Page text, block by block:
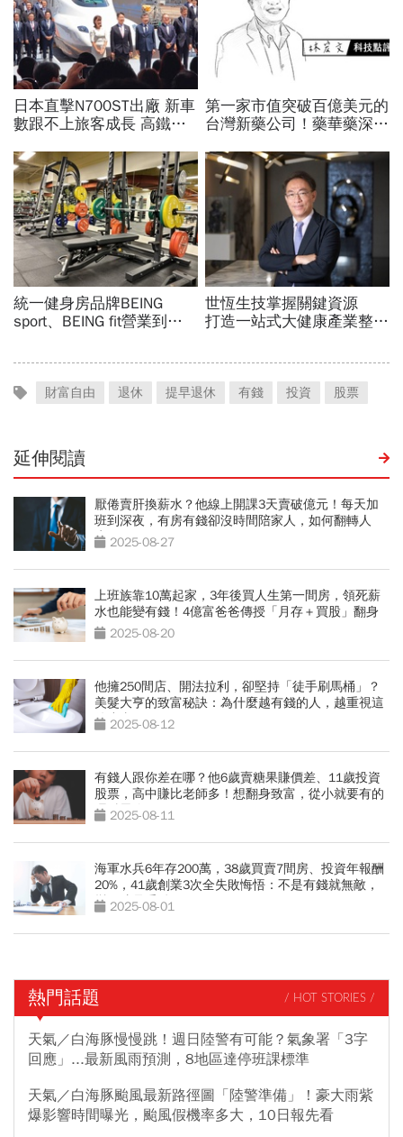
財富自由 退休 提早退休 有錢 投資 股票
延伸閱讀
厭倦賣肝換薪水？他線上開課3天賣破億元！每天加
班到深夜，有房有錢卻沒時間陪家人，如何翻轉人
生？2025-08-27
上班族靠10萬起家，3年後買人生第一間房，領死薪
水也能變有錢！4億富爸爸傳授「月存＋買股」翻身
術 2025-08-20
他擁250間店、開法拉利，卻堅持「徒手刷馬桶」？
美髮大亨的致富秘訣：為什麼越有錢的人，越重視這
件小事
2025-08-12
有錢人跟你差在哪？他6歲賣糖果賺價差、11歲投資
股票，高中賺比老師多！想翻身致富，從小就要有的
理財思維
2025-08-11
海軍水兵6年存200萬，38歲買賣7間房、投資年報酬
20%，41歲創業3次全失敗悔悟：不是有錢就無敵，
變現才是重點
2025-08-01
熱門話題 / HOT STORIES /
天氣／白海豚慢慢跳！週日陸警有可能？氣象署「3字
回應」...最新風雨預測，8地區達停班課標準
天氣／白海豚颱風最新路徑圖「陸警準備」！豪大雨紫
爆影響時間曝光，颱風假機率多大，10日報先看